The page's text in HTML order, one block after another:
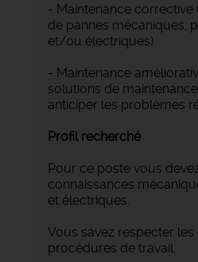
- Maintenance corrective
de pannes mécaniques,
et/ou électriques)
- Maintenance
solutions de
anticiper les problèmes
Profil recherché
Pour ce poste vous
connaissances
et électriques.
Vous savez respecter les
procédures de travail.